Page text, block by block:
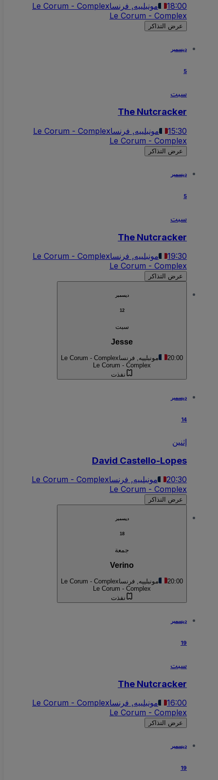
18:00 مونبلييه, فرنساLe Corum - Complex
Le Corum - Complex
عرض التذاكر
ديسمبر
سبت
The Nutcracker
15:30 مونبلييه, فرنساLe Corum - Complex
Le Corum - Complex
عرض التذاكر
ديسمبر
سبت
The Nutcracker
19:30 مونبلييه, فرنساLe Corum - Complex
Le Corum - Complex
عرض التذاكر
ديسمبر
سبت
Jesse
20:00 مونبلييه, فرنساLe Corum - Complex
Le Corum - Complex
نفذت
ديسمبر
إثنين
David Castello-Lopes
20:30 مونبلييه, فرنساLe Corum - Complex
Le Corum - Complex
عرض التذاكر
ديسمبر
جمعة
Verino
20:00 مونبلييه, فرنساLe Corum - Complex
Le Corum - Complex
نفذت
ديسمبر
سبت
The Nutcracker
16:00 مونبلييه, فرنساLe Corum - Complex
Le Corum - Complex
عرض التذاكر
ديسمبر